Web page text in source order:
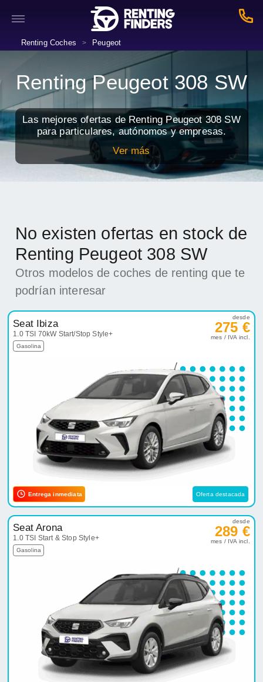
Renting Coches > Peugeot
Renting Peugeot 308 SW
Las mejores ofertas de Renting Peugeot 308 SW
para particulares, autónomos y empresas.
Ver más
No existen ofertas en stock de
Renting Peugeot 308 SW
Otros modelos de coches de renting que te
podrían interesar
Seat Ibiza
1.0 TSI 70kW Start/Stop Style+
Gasolina
desde
275 €
mes / IVA incl.
Entrega inmediata Oferta destacada
Seat Arona
1.0 TSI Start & Stop Style+
Gasolina
desde
289 €
mes / IVA incl.